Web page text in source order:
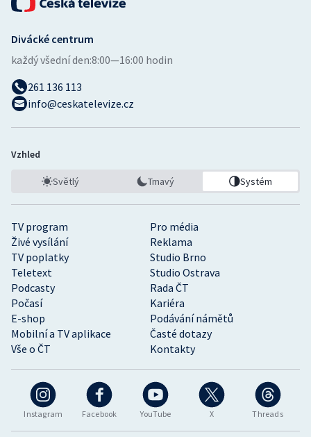
Instagram Facebook YouTube X Threads
TV program
Pro média
Živé vysílání
Reklama
TV poplatky
Studio Brno
Teletext
Studio Ostrava
Podcasty
Rada ČT
Počasí
Kariéra
E-shop
Podávání námětů
Mobilní a TV aplikace
Časté dotazy
Vše o ČT
Kontakty
Divácké centrum
každý všední den:8:00—16:00 hodin
261 136 113
info@ceskatelevize.cz
Vzhled
Světlý Tmavý Systém